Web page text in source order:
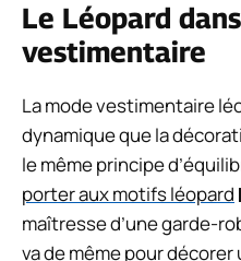
Le Léopard
vestimentaire
La mode vestimentaire
dynamique que la
le même principe
porter aux motifs léopard
maîtresse d’une garde-
va de même pour